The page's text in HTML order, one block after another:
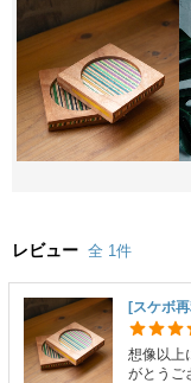
レビュー 全 1件
[スケボ
想像以上
がとうご